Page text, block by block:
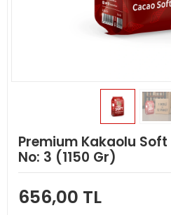
Premium Kakaolu
No: 3 (1150 Gr)
656,00 TL